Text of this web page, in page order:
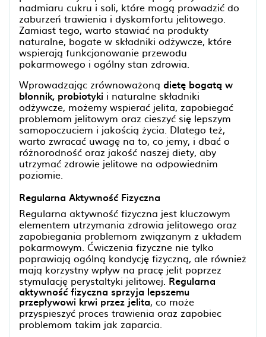
nadmiaru cukru i soli, które mogą prowadzić do
zaburzeń trawienia i dyskomfortu jelitowego.
Zamiast tego, warto stawiać na produkty
naturalne, bogate w składniki odżywcze, które
wspierają funkcjonowanie przewodu
pokarmowego i ogólny stan zdrowia.
Wprowadzając zrównoważoną dietę bogatą w
błonnik, probiotyki i naturalne składniki
odżywcze, możemy wspierać jelita, zapobiegać
problemom jelitowym oraz cieszyć się lepszym
samopoczuciem i jakością życia. Dlatego też,
warto zwracać uwagę na to, co jemy, i dbać o
różnorodność oraz jakość naszej diety, aby
utrzymać zdrowie jelitowe na odpowiednim
poziomie.
Regularna Aktywność Fizyczna
Regularna aktywność fizyczna jest kluczowym
elementem utrzymania zdrowia jelitowego oraz
zapobiegania problemom związanym z układem
pokarmowym. Ćwiczenia fizyczne nie tylko
poprawiają ogólną kondycję fizyczną, ale również
mają korzystny wpływ na pracę jelit poprzez
stymulację perystaltyki jelitowej. Regularna
aktywność fizyczna sprzyja lepszemu
przepływowi krwi przez jelita, co może
przyspieszyć proces trawienia oraz zapobiec
problemom takim jak zaparcia.